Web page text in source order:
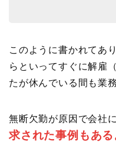
このように書かれてあ
らといってすぐに解雇
たが休んでいる間も業
無断欠勤が原因で会社
求された事例もあ